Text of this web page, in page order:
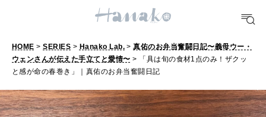
TRAVEL
FORTUNE
明日のわたし
HOME >SERIES > Hanako Lab. >真佑のお弁当奮闘日記〜義母ウー・
ウェンさんが伝えた手立てと愛情〜 > 「具は旬の食材1点のみ！ザクッ
と感が命の春巻き」｜真佑のお弁当奮闘日記